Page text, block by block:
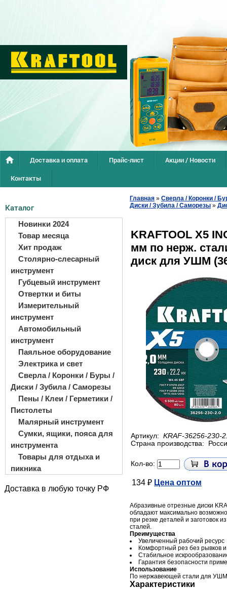
Доставка и оплата Прайс-лист
Акции / Новости
Контакты
Каталог
Новинки 2024
Товар месяца
Хит продаж
Столярно-слесарный
инструмент
Губцевый инструмент
Отвертки и биты
Измерительный
инструмент
Автомобильный
инструмент
Паяльное оборудование
Электрика и свет
Сверла / Коронки / Буры /
Диски / Зубила / Саморезы
Пены / Клеи / Герметики /
Пистолеты
Малярный инструмент
Сумки, ящики, пояса для
инструмента
Товары для отдыха и
пикника
Доставка в любую точку РФ
Главная » Сверла / Коронки /
Диски / Зубила / Саморезы »
KRAFTOOL X5
мм по нерж.
диск для УШМ
Артикул: KRAF-36256-230-
Страна производства:
Кол-во:
134 ₽ Цена оптом
Абразивные отрезные диски
обладают максимально
при резке деталей и заготовок
сталей.
Преимущества
Увеличенный рабочий ресурс
Комфортный рез без рывков
Стабильное
Гарантия безопасности
Использование
По нержавеющей стали для УШМ
Характеристики